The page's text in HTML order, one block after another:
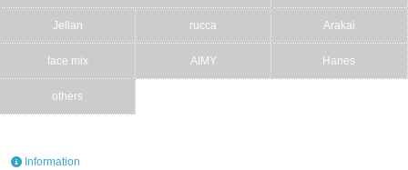
Jellan rucca Arakai
face mix AIMY Hanes
others
Information